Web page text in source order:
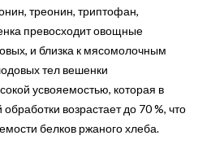
треонин, триптофан,
превосходит овощные
и близка к мясомолочным
тел вешенки
усвояемостью, которая в
обработки возрастает до 70 %, что
белков ржаного хлеба.